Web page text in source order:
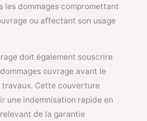
les dommages compromettant
ou affectant son usage
doit également souscrire
ouvrage avant le
travaux. Cette couverture
une indemnisation rapide en
de la garantie